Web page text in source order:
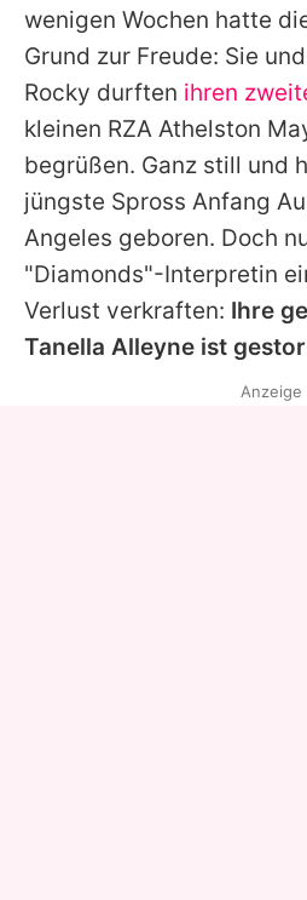
Utiq
wenigen Wochen hatte
Grund zur Freude: Sie
Rocky durften ihren
kleinen RZA Athelston
begrüßen. Ganz still und
jüngste Spross Anfang
Angeles geboren. Doch
"Diamonds"-Interpretin
Verlust verkraften: Ihre
Tanella Alleyne ist
Anzeige